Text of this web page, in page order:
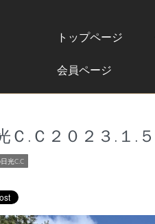
トップページ
会員ページ
Ｃ.Ｃ２０２３.１.５
光C.C